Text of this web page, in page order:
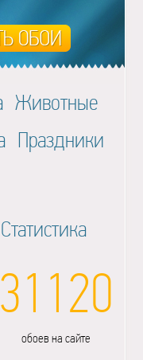
Животные
Праздники
Статистика
31120
обоев на сайте